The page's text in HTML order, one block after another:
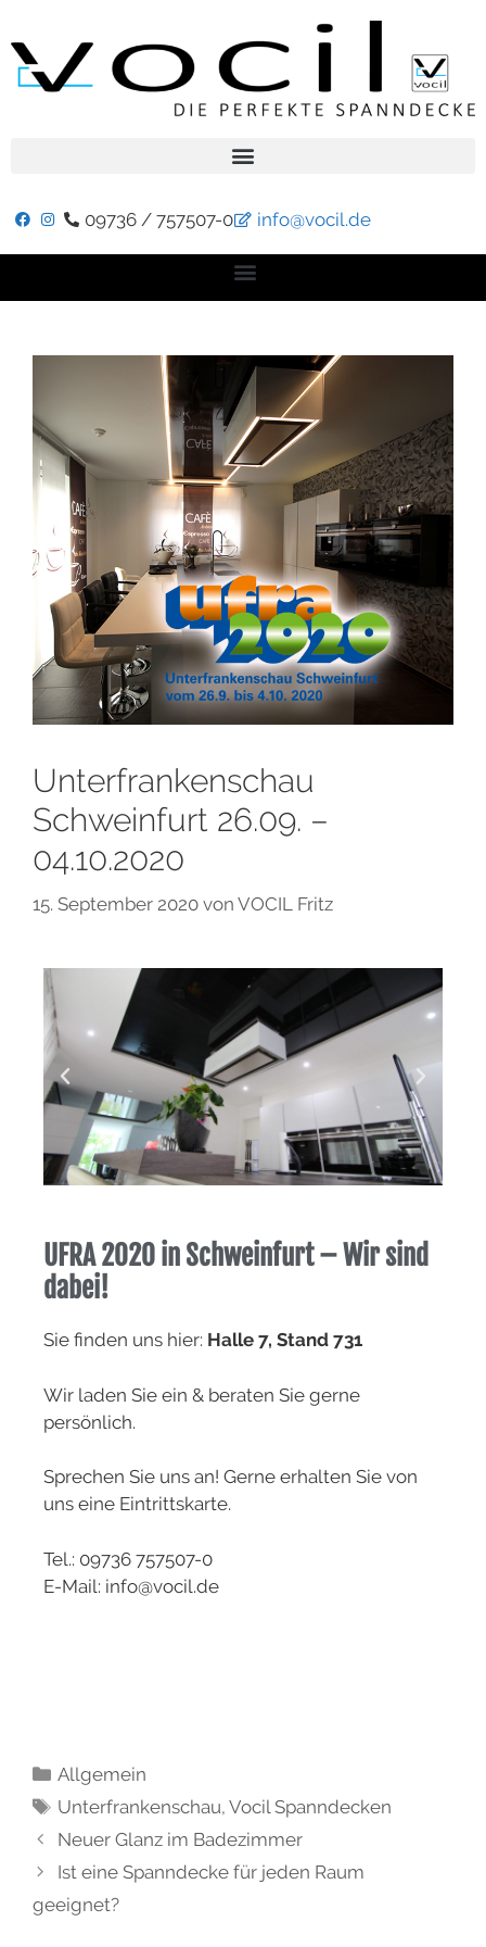
09736 / 757507-0 info@vocil.de
Unterfrankenschau
Schweinfurt 26.09. –
04.10.2020
15. September 2020 von VOCIL Fritz
UFRA 2020 in Schweinfurt – Wir sind
dabei!
Sie finden uns hier: Halle 7, Stand 731
Wir laden Sie ein & beraten Sie gerne
persönlich.
Sprechen Sie uns an! Gerne erhalten Sie von
uns eine Eintrittskarte.
Tel.: 09736 757507-0
E-Mail: info@vocil.de
Allgemein
Unterfrankenschau,Vocil Spanndecken
Neuer Glanz im Badezimmer
Ist eine Spanndecke für jeden Raum
geeignet?